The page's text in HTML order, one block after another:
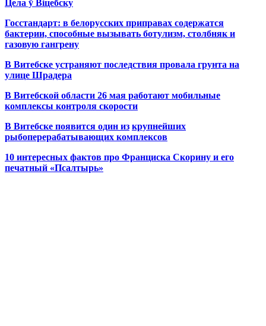
Цела ў Віцебску
Госстандарт: в белорусских приправах содержатся
бактерии, способные вызывать ботулизм, столбняк и
газовую гангрену
В Витебске устраняют последствия провала грунта на
улице Шрадера
В Витебской области 26 мая работают мобильные
комплексы контроля скорости
В Витебске появится один из крупнейших
рыбоперерабатывающих комплексов
10 интересных фактов про Франциска Скорину и его
печатный «Псалтырь»